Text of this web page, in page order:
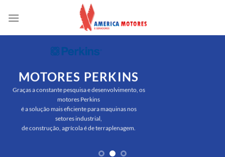
MOTORES PERKINS
Graças a constante pesquisa e desenvolvimento, os
motores Perkins
é a solução mais eficiente para maquinas nos
setores industrial,
de construção, agrícola é de terraplenagem.